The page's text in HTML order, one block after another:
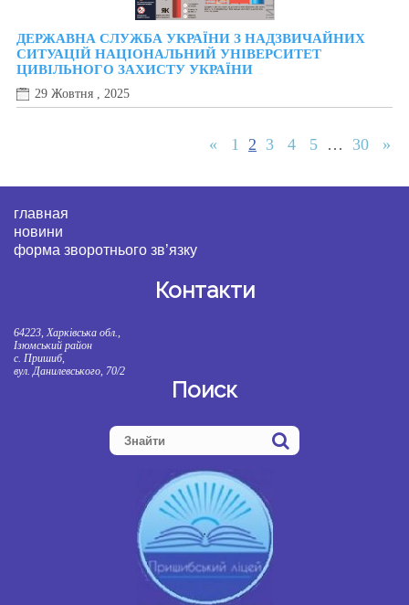
ДЕРЖАВНА СЛУЖБА УКРАЇНИ З НАДЗВИЧАЙНИХ
СИТУАЦІЙ НАЦІОНАЛЬНИЙ УНІВЕРСИТЕТ
ЦИВІЛЬНОГО ЗАХИСТУ УКРАЇНИ
29 Жовтня , 2025
« 1 2 3 4 5 … 30 »
главная
новини
форма зворотнього зв’язку
Контакти
64223, Харківська обл.,
Ізюмський район
с. Пришиб,
вул. Данилевського, 70/2
Поиск